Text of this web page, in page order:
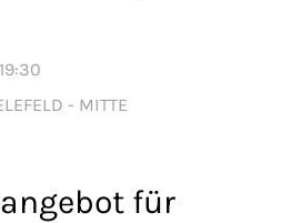
- MITTE
für